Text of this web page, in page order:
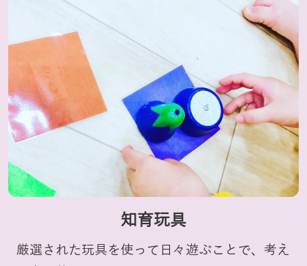
知育玩具
厳選された玩具を使って日々遊ぶことで、考え